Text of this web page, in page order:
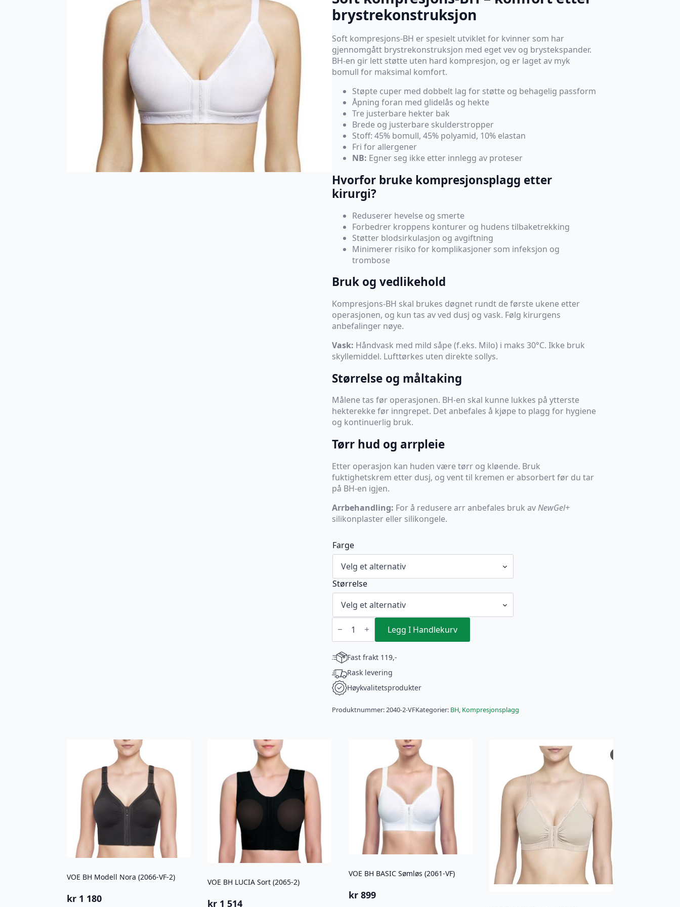
brystrekonstruksjon
Soft kompresjons-BH er spesielt utviklet for kvinner som har
gjennomgått brystrekonstruksjon med eget vev og brystekspander.
BH-en gir lett støtte uten hard kompresjon, og er laget av myk
bomull for maksimal komfort.
Støpte cuper med dobbelt lag for støtte og behagelig passform
Åpning foran med glidelås og hekte
Tre justerbare hekter bak
Brede og justerbare skulderstropper
Stoff: 45% bomull, 45% polyamid, 10% elastan
Fri for allergener
NB: Egner seg ikke etter innlegg av proteser
Hvorfor bruke kompresjonsplagg etter
kirurgi?
Reduserer hevelse og smerte
Forbedrer kroppens konturer og hudens tilbaketrekking
Støtter blodsirkulasjon og avgiftning
Minimerer risiko for komplikasjoner som infeksjon og
trombose
Bruk og vedlikehold
Kompresjons-BH skal brukes døgnet rundt de første ukene etter
operasjonen, og kun tas av ved dusj og vask. Følg kirurgens
anbefalinger nøye.
Vask: Håndvask med mild såpe (f.eks. Milo) i maks 30°C. Ikke bruk
skyllemiddel. Lufttørkes uten direkte sollys.
Størrelse og måltaking
Målene tas før operasjonen. BH-en skal kunne lukkes på ytterste
hekterekke før inngrepet. Det anbefales å kjøpe to plagg for hygiene
og kontinuerlig bruk.
Tørr hud og arrpleie
Etter operasjon kan huden være tørr og kløende. Bruk
fuktighetskrem etter dusj, og vent til kremen er absorbert før du tar
på BH-en igjen.
Arrbehandling: For å redusere arr anbefales bruk avNewGel+
silikonplaster eller silikongele.
Farge
Størrelse
VOE
BH
(2040-
VF)
antall
Legg I Handlekurv
Fast frakt 119,-
Rask levering
Høykvalitetsprodukter
Produktnummer:2040-2-VFKategorier: BH, Kompresjonsplagg
VOE BH Modell Nora (2066-VF-2)
kr 1 180
VOE BH LUCIA Sort (2065-2)
kr 1 514
VOE BH BASIC Sømløs (2061-VF)
kr899